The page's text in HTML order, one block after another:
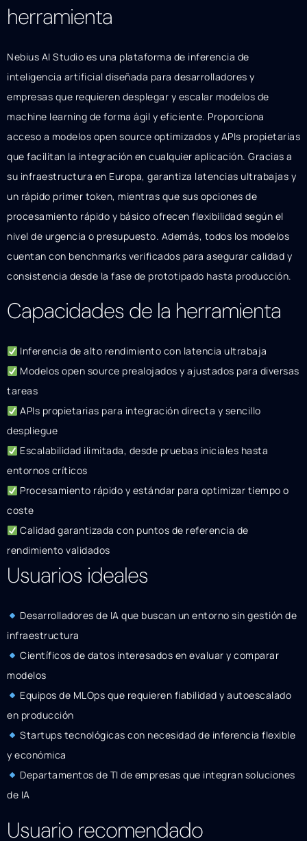
herramienta
Nebius AI Studio es una plataforma de inferencia de
inteligencia artificial diseñada para desarrolladores y
empresas que requieren desplegar y escalar modelos de
machine learning de forma ágil y eficiente. Proporciona
acceso a modelos open source optimizados y APIs propietarias
que facilitan la integración en cualquier aplicación. Gracias a
su infraestructura en Europa, garantiza latencias ultrabajas y
un rápido primer token, mientras que sus opciones de
procesamiento rápido y básico ofrecen flexibilidad según el
nivel de urgencia o presupuesto. Además, todos los modelos
cuentan con benchmarks verificados para asegurar calidad y
consistencia desde la fase de prototipado hasta producción.
Capacidades de la herramienta
Inferencia de alto rendimiento con latencia ultrabaja
Modelos open source prealojados y ajustados para diversas
tareas
APIs propietarias para integración directa y sencillo
despliegue
Escalabilidad ilimitada, desde pruebas iniciales hasta
entornos críticos
Procesamiento rápido y estándar para optimizar tiempo o
coste
Calidad garantizada con puntos de referencia de
rendimiento validados
Usuarios ideales
Desarrolladores de IA que buscan un entorno sin gestión de
infraestructura
Científicos de datos interesados en evaluar y comparar
modelos
Equipos de MLOps que requieren fiabilidad y autoescalado
en producción
Startups tecnológicas con necesidad de inferencia flexible
y económica
Departamentos de TI de empresas que integran soluciones
de IA
Usuario recomendado